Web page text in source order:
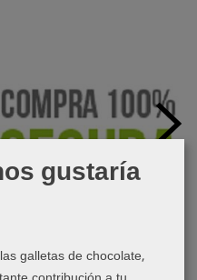
gustaría
galletas de chocolate,